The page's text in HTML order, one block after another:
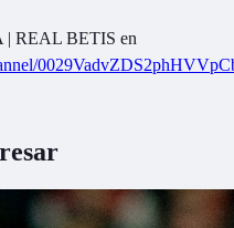
REAL BETIS en